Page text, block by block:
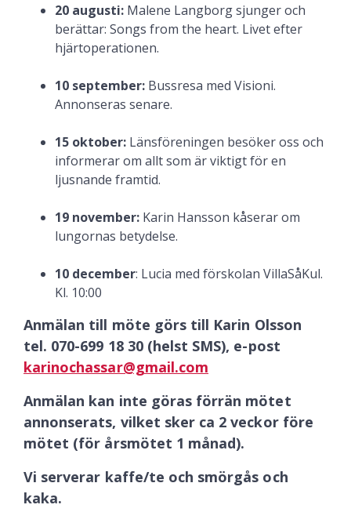
20 augusti: Malene Langborg sjunger och
berättar: Songs from the heart. Livet efter
hjärtoperationen.
10 september: Bussresa med Visioni.
Annonseras senare.
15 oktober: Länsföreningen besöker oss och
informerar om allt som är viktigt för en
ljusnande framtid.
19 november: Karin Hansson kåserar om
lungornas betydelse.
10 december: Lucia med förskolan VillaSåKul.
Kl. 10:00
Anmälan till möte görs till Karin Olsson
tel. 070-699 18 30 (helst SMS), e-post
karinochassar@gmail.com
Anmälan kan inte göras förrän mötet
annonserats, vilket sker ca 2 veckor före
mötet (för årsmötet 1 månad).
Vi serverar kaffe/te och smörgås och
kaka.